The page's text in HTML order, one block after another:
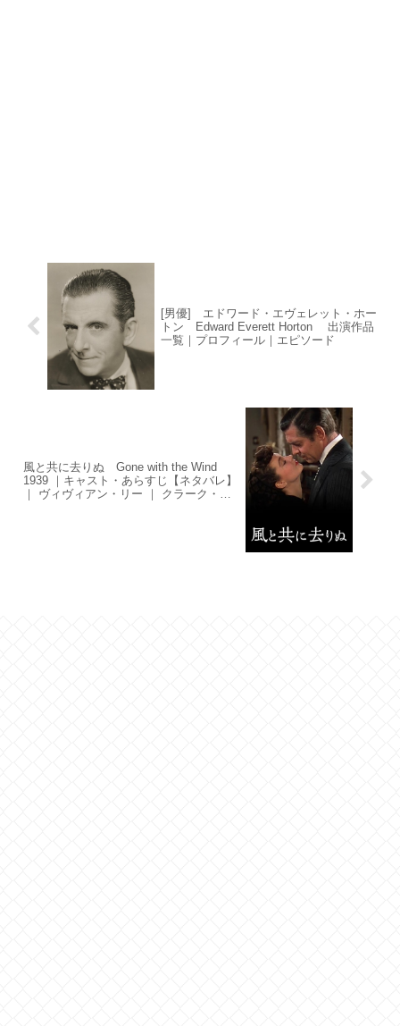
[男優] エドワード・エヴェレット・ホー
トン Edward Everett Horton 出演作品
一覧｜プロフィール｜エピソード
風と共に去りぬ Gone with the Wind
1939 ｜キャスト・あらすじ【ネタバレ】
｜ ヴィヴィアン・リー ｜ クラーク・ゲ